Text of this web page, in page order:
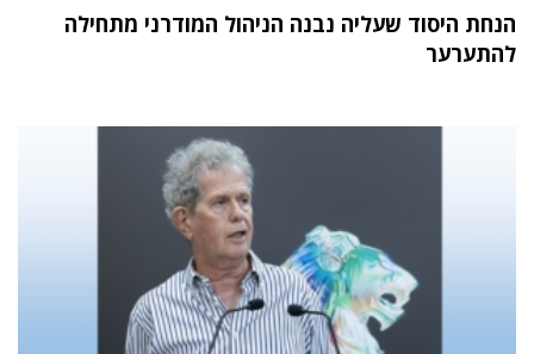
הנחת היסוד שעליה נבנה הניהול המודרני מתחילה
להתערער